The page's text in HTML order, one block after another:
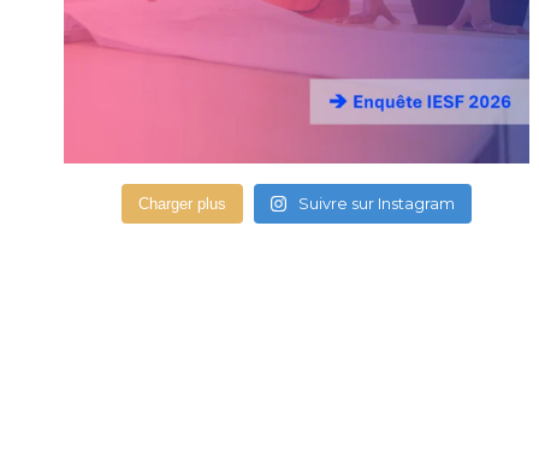
Charger plus Suivre sur Instagram